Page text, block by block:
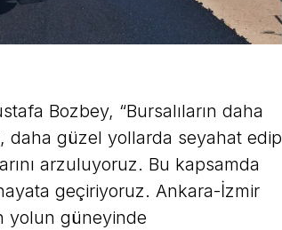
Bozbey, “Bursalıların daha
daha güzel yollarda seyahat edip
arzuluyoruz. Bu kapsamda
geçiriyoruz. Ankara-İzmir
yolun güneyinde